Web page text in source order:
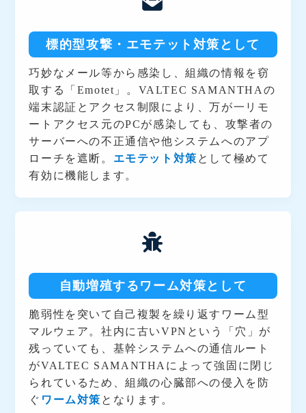
標的型攻撃・エモテット対策として
巧妙なメール等から感染し、組織の情報を窃
取する「Emotet」。VALTEC SAMANTHAの
端末認証とアクセス制限により、万が一リモ
ートアクセス元のPCが感染しても、攻撃者の
サーバーへの不正通信や他システムへのアプ
ローチを遮断。 エモテット対策 として極めて
有効に機能します。
自動増殖するワーム対策として
脆弱性を突いて自己複製を繰り返すワーム型
マルウェア。社内に古いVPNという「穴」が
残っていても、基幹システムへの通信ルート
がVALTEC SAMANTHAによって強固に閉じ
られているため、組織の心臓部への侵入を防
ぐ ワーム対策 となります。